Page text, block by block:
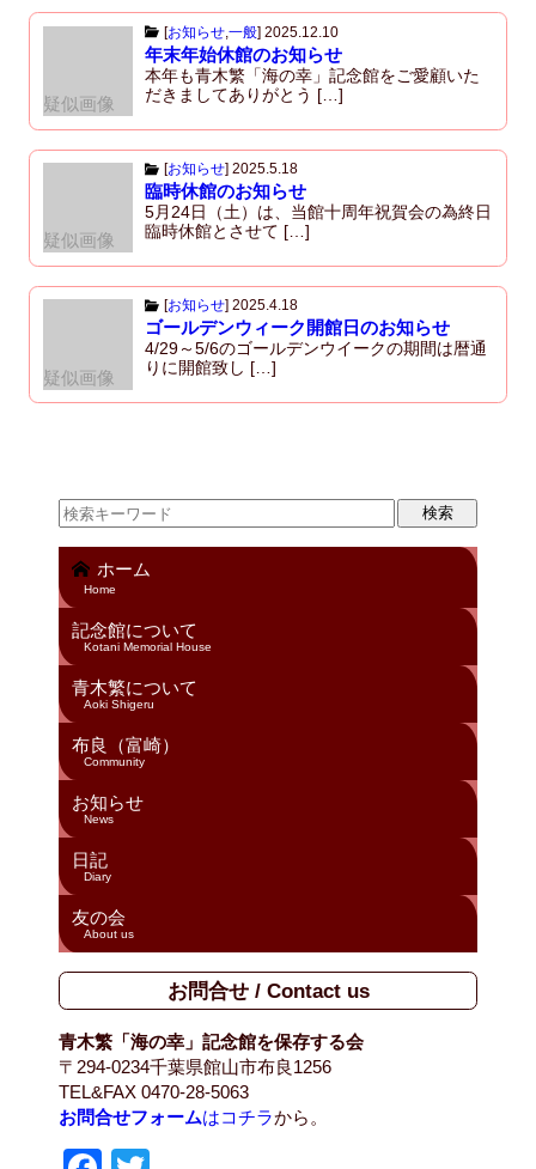
疑似画像
[お知らせ ,一般] 2025.12.10
年末年始休館のお知らせ
本年も青木繁「海の幸」記念館をご愛顧いた
だきましてありがとう […]
疑似画像
[お知らせ] 2025.5.18
臨時休館のお知らせ
5月24日（土）は、当館十周年祝賀会の為終日
臨時休館とさせて […]
疑似画像
[お知らせ] 2025.4.18
ゴールデンウィーク開館日のお知らせ
4/29～5/6のゴールデンウイークの期間は暦通
りに開館致し […]
ホーム
Home
記念館について
Kotani Memorial House
青木繁について
Aoki Shigeru
布良（富崎）
Community
お知らせ
News
日記
Diary
友の会
About us
お問合せ / Contact us
青木繁「海の幸」記念館を保存する会
〒294-0234千葉県館山市布良1256
TEL&FAX 0470-28-5063
お問合せフォームはコチラから。